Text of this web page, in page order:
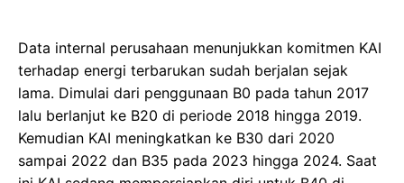
Data internal perusahaan menunjukkan komitmen KAI
terhadap energi terbarukan sudah berjalan sejak
lama. Dimulai dari penggunaan B0 pada tahun 2017
lalu berlanjut ke B20 di periode 2018 hingga 2019.
Kemudian KAI meningkatkan ke B30 dari 2020
sampai 2022 dan B35 pada 2023 hingga 2024. Saat